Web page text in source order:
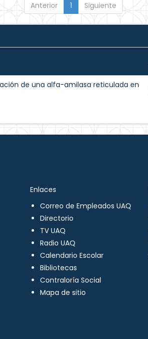
Anterior 1 Siguiente
de una alfa-amilasa reticulada en
Enlaces
Correo de Empleados UAQ
Directorio
TV UAQ
Radio UAQ
Calendario Escolar
Bibliotecas
Contraloría Social
Mapa de sitio